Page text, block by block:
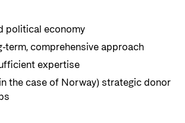
political economy
term, comprehensive approach
expertise
the case of Norway) strategic donor